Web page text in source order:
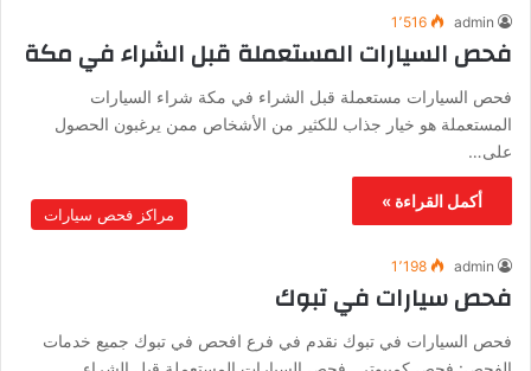
admin 1٬516
فحص السيارات المستعملة قبل الشراء في مكة
فحص السيارات مستعملة قبل الشراء في مكة شراء السيارات
المستعملة هو خيار جذاب للكثير من الأشخاص ممن يرغبون الحصول
على…
أكمل القراءة »
مراكز فحص سيارات
admin 1٬198
فحص سيارات في تبوك
فحص السيارات في تبوك نقدم في فرع افحص في تبوك جميع خدمات